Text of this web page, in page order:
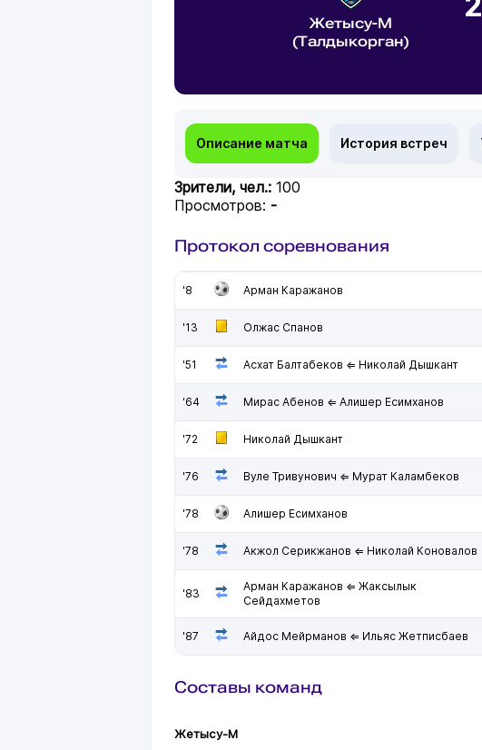
Жетысу-М
(Талдыкорган)
Описание матча История встреч
Зрители, чел.: 100
Просмотров: -
Протокол соревнования
'8 Арман Каражанов
'13 Олжас Спанов
'51 Асхат Балтабеков ⇐ Николай Дышкант
'64 Мирас Абенов ⇐ Алишер Есимханов
'72 Николай Дышкант
'76 Вуле Тривунович ⇐ Мурат Каламбеков
'78 Алишер Есимханов
'78 Акжол Серикжанов ⇐ Николай Коновалов
'83
Арман Каражанов ⇐ Жаксылык
Сейдахметов
'87 Айдос Мейрманов ⇐ Ильяс Жетписбаев
Составы команд
Жетысу-М